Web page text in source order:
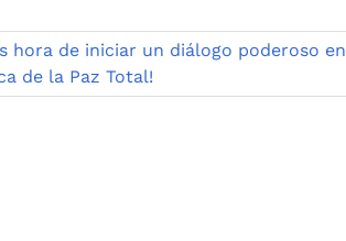
hora de iniciar un diálogo poderoso en
de la Paz Total!